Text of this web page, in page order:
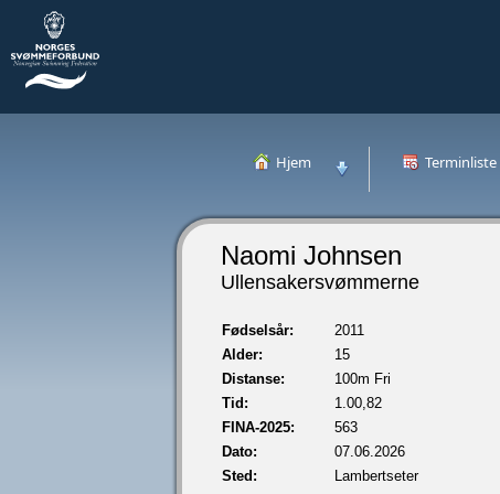
Hjem Terminliste
Naomi Johnsen
Ullensakersvømmerne
Fødselsår:
2011
Alder:
15
Distanse:
100m Fri
Tid:
1.00,82
FINA-2025:
563
Dato:
07.06.2026
Sted:
Lambertseter